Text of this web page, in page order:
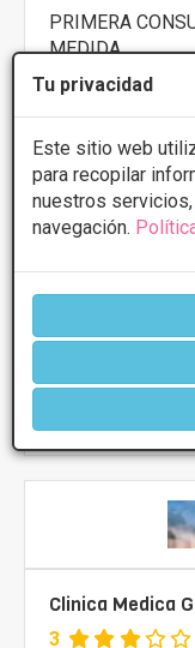
Tu privacidad
Este sitio web
para recopilar
nuestros
navegación.
PRIMERA
MEDIDA
Celulitis
Presupuestos
CONSULTAR/
Martes
Miércoles
Viernes
Clinica Medica
3